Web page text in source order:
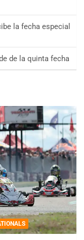
la fecha especial
de la quinta fecha